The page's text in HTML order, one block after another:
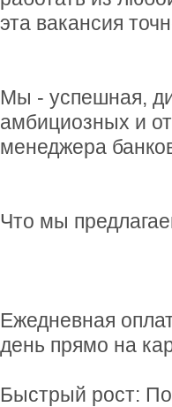
эта вакансия
Мы - успешная,
амбициозных и
менеджера
Что мы
Ежедневная
день прямо на
Быстрый рост: